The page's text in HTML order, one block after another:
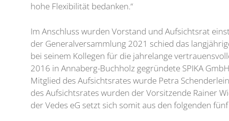
hohe Flexibilität bedanken.“
Im Anschluss wurden Vorstand und Aufsichtsrat
der Generalversammlung 2021 schied das
bei seinem Kollegen für die jahrelange
2016 in Annaberg-Buchholz gegründete SPIKA
Mitglied des Aufsichtsrates wurde Petra
des Aufsichtsrates wurden der Vorsitzende Rainer
der Vedes eG setzt sich somit aus den folgenden